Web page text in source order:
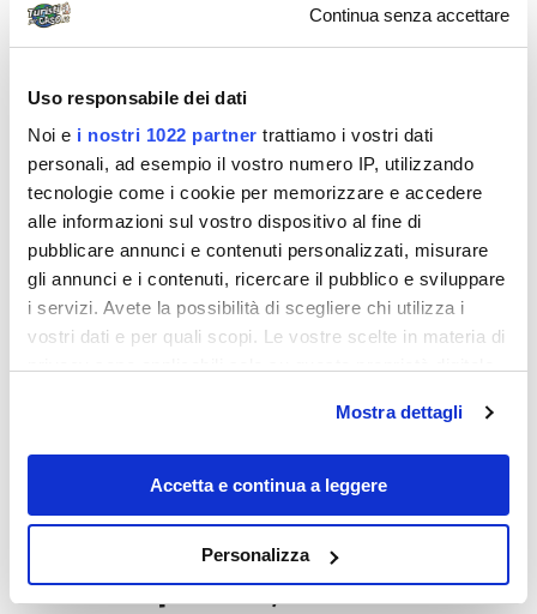
Continua senza accettare
Uso responsabile dei dati
Noi e i nostri 1022 partner trattiamo i vostri dati
personali, ad esempio il vostro numero IP, utilizzando
tecnologie come i cookie per memorizzare e accedere
alle informazioni sul vostro dispositivo al fine di
pubblicare annunci e contenuti personalizzati, misurare
gli annunci e i contenuti, ricercare il pubblico e sviluppare
i servizi. Avete la possibilità di scegliere chi utilizza i
vostri dati e per quali scopi. Le vostre scelte in materia di
modificare o revocare il proprio consenso in qualsiasi
momento dalla Dichiarazione sui cookie o facendo clic
sull'icona di attivazione della privacy.
raccogliere informazioni sulla tua posizione
geografica, con un'approssimazione di qualche
Mostra dettagli
Accetta e continua a leggere
Personalizza
Destinazioni
Una città di provincia, ma bella come una